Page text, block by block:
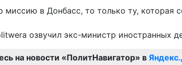
в Донбасс, то только ту, которая
озвучил экс-министр иностранных
на новости «ПолитНавигатор» в